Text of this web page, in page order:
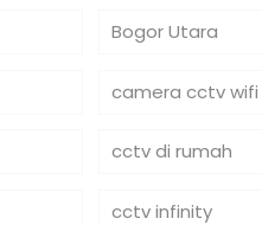
Bogor Utara
camera cctv wifi
cctv di rumah
cctv infinity